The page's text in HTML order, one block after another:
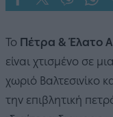
Το Πέτρα & Έλατο
είναι χτισμένο σε
χωριό Βαλτεσινίκο
την επιβλητική